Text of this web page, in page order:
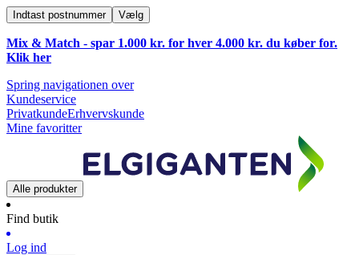
Indtast postnummer Vælg
Mix & Match - spar 1.000 kr. for hver 4.000 kr. du køber for.
Klik her
Spring navigationen over
Kundeservice
PrivatkundeErhvervskunde
Mine favoritter
Alle produkter
Find butik
Log ind